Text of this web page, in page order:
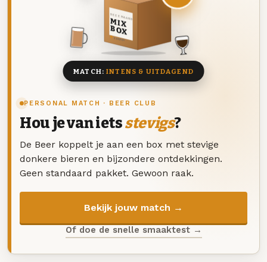
PERSONAL MATCH · BEER CLUB
Hou je van ietsstevigs?
De Beer koppelt je aan een box met stevige
donkere bieren en bijzondere ontdekkingen.
Geen standaard pakket. Gewoon raak.
Bekijk jouw match →
Of doe de snelle smaaktest →
DEZE MAAND
MIX
BOX
8 BIEREN
MATCH:INTENS & UITDAGEND